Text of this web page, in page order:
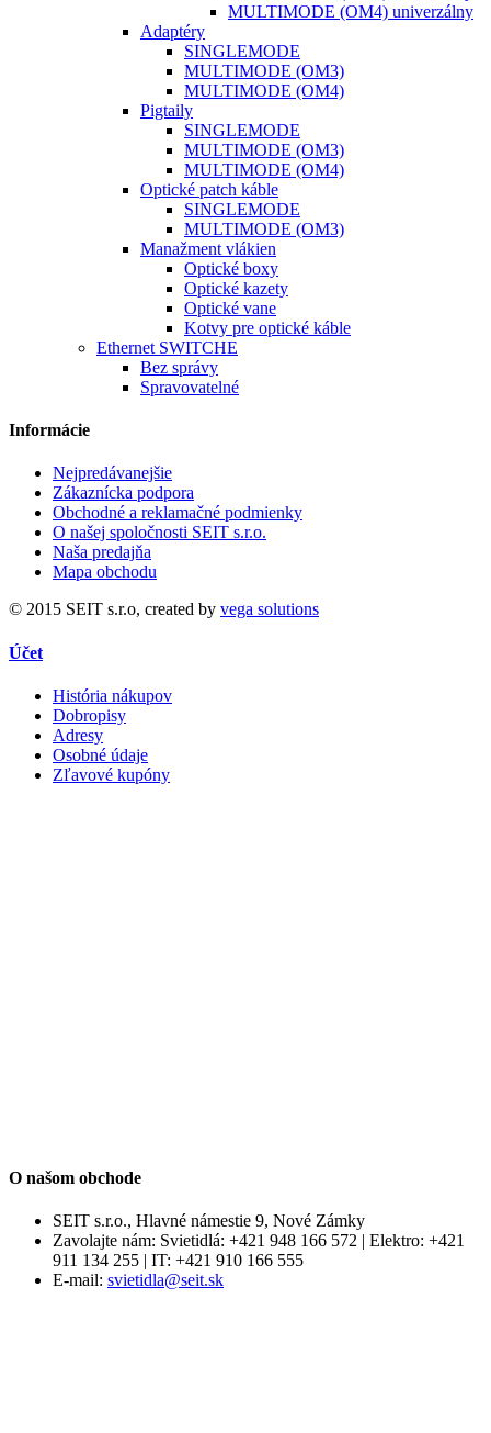
MULTIMODE (OM4) univerzálny
Adaptéry
SINGLEMODE
MULTIMODE (OM3)
MULTIMODE (OM4)
Pigtaily
SINGLEMODE
MULTIMODE (OM3)
MULTIMODE (OM4)
Optické patch káble
SINGLEMODE
MULTIMODE (OM3)
Manažment vlákien
Optické boxy
Optické kazety
Optické vane
Kotvy pre optické káble
Ethernet SWITCHE
Bez správy
Spravovatelné
Informácie
Nejpredávanejšie
Zákaznícka podpora
Obchodné a reklamačné podmienky
O našej spoločnosti SEIT s.r.o.
Naša predajňa
Mapa obchodu
© 2015 SEIT s.r.o, created by vega solutions
Účet
História nákupov
Dobropisy
Adresy
Osobné údaje
Zľavové kupóny
O našom obchode
SEIT s.r.o., Hlavné námestie 9, Nové Zámky
Zavolajte nám: Svietidlá: +421 948 166 572 | Elektro: +421
911 134 255 | IT: +421 910 166 555
E-mail: svietidla@seit.sk